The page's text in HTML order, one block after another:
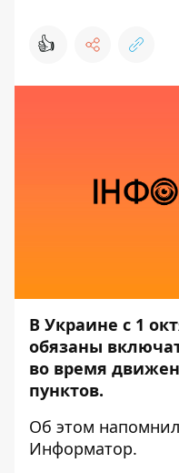
👍
В Украине с 1
обязаны
во время
пунктов.
Об этом
Информатор.